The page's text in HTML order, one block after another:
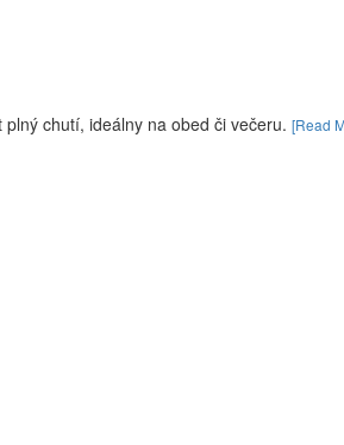
chutí, ideálny na obed či večeru. [Read